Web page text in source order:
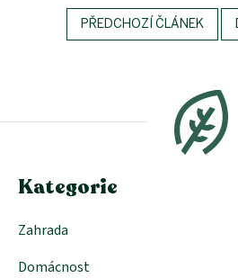
PŘEDCHOZÍ ČLÁNEK
a
Kategorie
Zahrada
Domácnost